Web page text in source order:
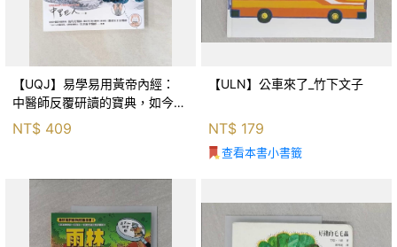
【UQJ】易學易用黃帝內經：
中醫師反覆研讀的寶典，如今一
般人也能實踐。12條經絡、365
個穴位白話詳解，經之所過，病
NT$ 409
【ULN】公車來了_竹下文子
NT$ 179
查看本書小書籤